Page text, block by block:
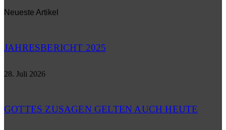
Neueste Artikel
JAHRESBERICHT 2025
28. Juli 2026
GOTTES ZUSAGEN GELTEN AUCH HEUTE